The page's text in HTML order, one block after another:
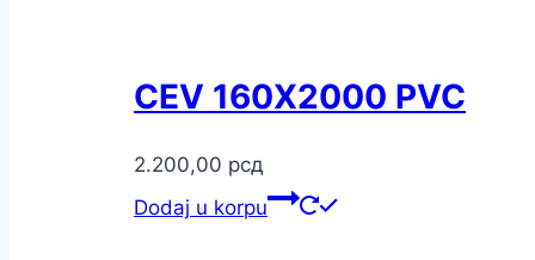
CEV 160X2000 PVC
2.200,00 рсд
Dodaj u korpu